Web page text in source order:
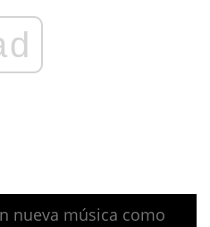
nueva música como